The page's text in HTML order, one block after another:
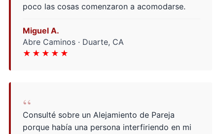
poco las cosas comenzaron a acomodarse.
Miguel A.
Abre Caminos · Duarte, CA
★★★★★
“
Consulté sobre un Alejamiento de Pareja
porque había una persona interfiriendo en mi